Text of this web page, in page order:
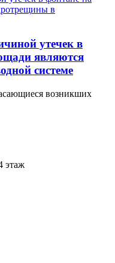
утечек в
являются
системе
возникших
этаж